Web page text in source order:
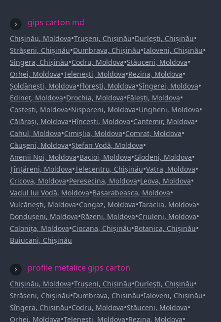
gips carton md
Chișinău, Moldova•Trușeni, Chișinău•Durlești, Chișinău•
Strășeni, Chișinău•Dumbrava, Chișinău•Ialoveni, Chișinău•
Sîngera, Chișinău•Codru, Moldova•Stăuceni, Moldova•
Orhei, Moldova•Telenești, Moldova•Rezina, Moldova•
Șoldănești, Moldova•Florești, Moldova•Sîngerei, Moldova•
Edineț, Moldova•Drochia, Moldova•Fălești, Moldova•
Costești, Moldova•Nisporeni, Moldova•Ungheni, Moldova•
Călărași, Moldova•Hîncești, Moldova•Cantemir, Moldova•
Cahul, Moldova•Cimișlia, Moldova•Comrat, Moldova•
Căușeni, Moldova•Ștefan Vodă, Moldova•
Anenii Noi, Moldova•Bacioi, Moldova•Glodeni, Moldova•
Țînțăreni, Moldova•Telecentru, Chișinău•Vatra, Moldova•
Cricova, Moldova•Peresecina, Moldova•Leova, Moldova•
Vadul lui Vodă, Moldova•Basarabeasca, Moldova•
Vulcănești, Moldova•Congaz, Moldova•Taraclia, Moldova•
Dondușeni, Moldova•Răzeni, Moldova•Criuleni, Moldova•
Colonița, Moldova•Ciocana, Chișinău•Botanica, Chișinău•
Buiucani, Chișinău
profile metalice gips carton
Chișinău, Moldova•Trușeni, Chișinău•Durlești, Chișinău•
Strășeni, Chișinău•Dumbrava, Chișinău•Ialoveni, Chișinău•
Sîngera, Chișinău•Codru, Moldova•Stăuceni, Moldova•
Orhei, Moldova•Telenești, Moldova•Rezina, Moldova•